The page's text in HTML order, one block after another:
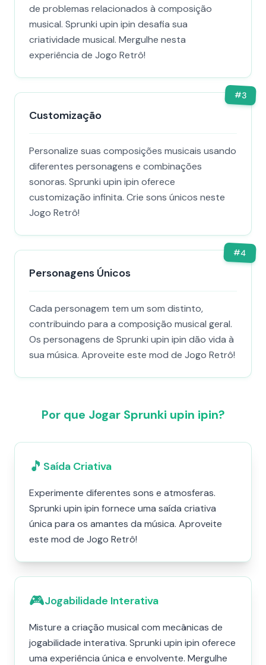
de problemas relacionados à composição
musical. Sprunki upin ipin desafia sua
criatividade musical. Mergulhe nesta
experiência de Jogo Retrô!
#3
Customização
Personalize suas composições musicais usando
diferentes personagens e combinações
sonoras. Sprunki upin ipin oferece
customização infinita. Crie sons únicos neste
Jogo Retrô!
#4
Personagens Únicos
Cada personagem tem um som distinto,
contribuindo para a composição musical geral.
Os personagens de Sprunki upin ipin dão vida à
sua música. Aproveite este mod de Jogo Retrô!
Por que Jogar Sprunki upin ipin?
🎵 Saída Criativa
Experimente diferentes sons e atmosferas.
Sprunki upin ipin fornece uma saída criativa
única para os amantes da música. Aproveite
este mod de Jogo Retrô!
🎮Jogabilidade Interativa
Misture a criação musical com mecânicas de
jogabilidade interativa. Sprunki upin ipin oferece
uma experiência única e envolvente. Mergulhe